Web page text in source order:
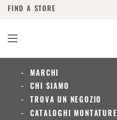
FIND A STORE
MARCHI
CHI SIAMO
TROVA UN NEGOZIO
CATALOGHI MONTATURE